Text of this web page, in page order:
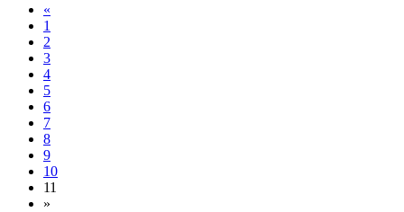
«
1
2
3
4
5
6
7
8
9
10
11
»